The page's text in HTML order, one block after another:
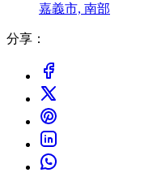
嘉義市, 南部
分享：